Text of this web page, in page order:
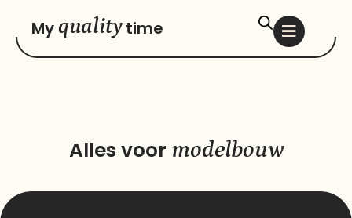
Myquality time
Alles voor modelbouw